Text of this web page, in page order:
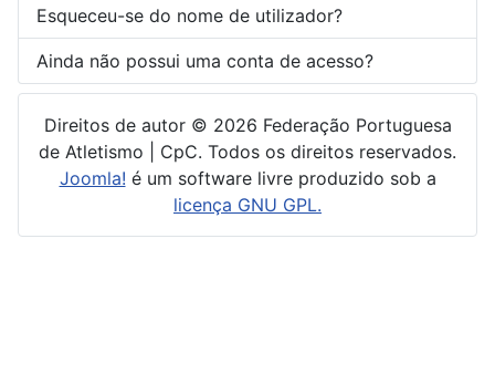
Esqueceu-se do nome de utilizador?
Ainda não possui uma conta de acesso?
Direitos de autor © 2026 Federação Portuguesa
de Atletismo | CpC. Todos os direitos reservados.
Joomla! é um software livre produzido sob a
licença GNU GPL.